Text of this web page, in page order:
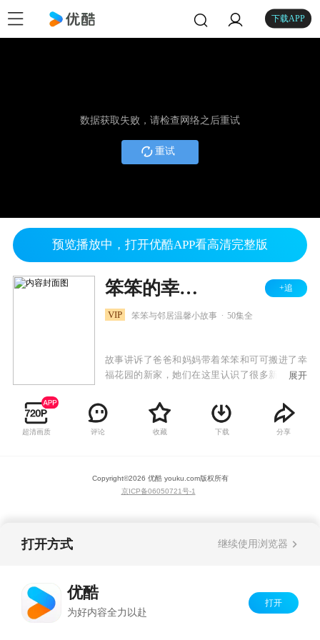
下载APP
数据获取失败，请检查网络之后重试
重试
预览播放中，打开优酷APP看高清完整版
笨笨的幸福生活之幸福花园 +追
VIP 笨笨与邻居温馨小故事 50集全
故事讲诉了爸爸和妈妈带着笨笨和可可搬进了幸
福花园的新家，她们在这里认识了很多新朋友，
小插曲。本片以孩子们日常生活中熟悉的小区生
活为背景，讲述了主人公可可、笨笨和小区其他
居民们之间发生的温馨小故事。本片轻松活泼，
展开
超清画质 评论 收藏 下载 分享
Copyright©2026 优酷 youku.com版权所有
京ICP备06050721号-1
打开方式 继续使用浏览器
优酷
为好内容全力以赴
打开